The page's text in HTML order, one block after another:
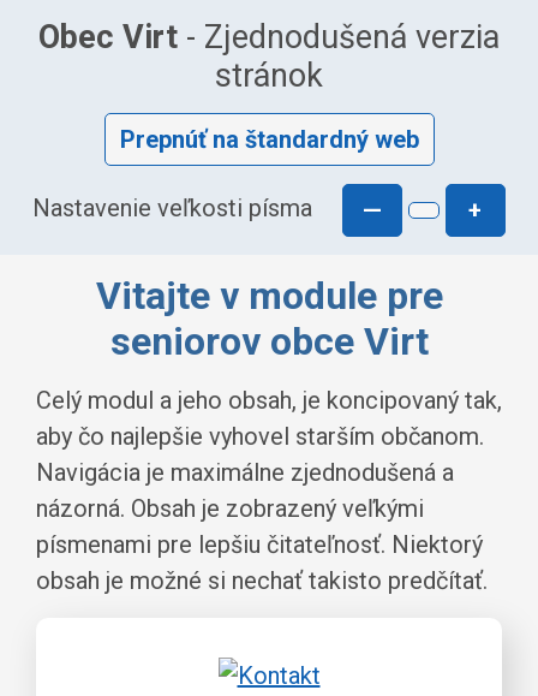
Obec Virt - Zjednodušená verzia
stránok
Prepnúť na štandardný web
Nastavenie veľkosti písma — +
Vitajte v module pre
seniorov obce Virt
Celý modul a jeho obsah, je koncipovaný tak,
aby čo najlepšie vyhovel starším občanom.
Navigácia je maximálne zjednodušená a
názorná. Obsah je zobrazený veľkými
písmenami pre lepšiu čitateľnosť. Niektorý
obsah je možné si nechať takisto predčítať.